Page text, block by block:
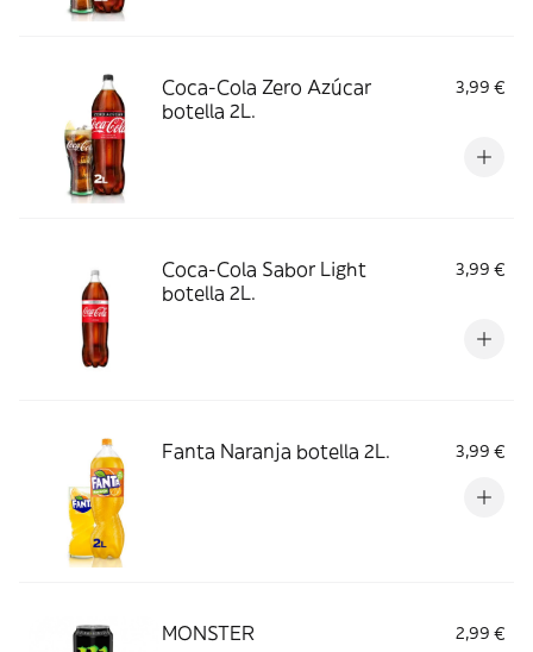
Coca-Cola Zero Azúcar
botella 2L.
3,99 €
Coca-Cola Sabor Light
botella 2L.
3,99 €
Fanta Naranja botella 2L. 3,99 €
MONSTER 2,99 €